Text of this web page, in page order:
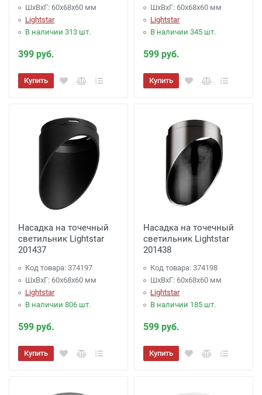
ШхВхГ: 60x68x60 мм
Lightstar
В наличии 313 шт.
399 руб.
Купить
ШхВхГ: 60x68x60 мм
Lightstar
В наличии 345 шт.
599 руб.
Купить
Насадка на точечный
светильник Lightstar
201437
Код товара: 374197
ШхВхГ: 60x68x60 мм
Lightstar
В наличии 806 шт.
599 руб.
Купить
Насадка на точечный
светильник Lightstar
201438
Код товара: 374198
ШхВхГ: 60x68x60 мм
Lightstar
В наличии 185 шт.
599 руб.
Купить